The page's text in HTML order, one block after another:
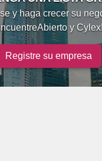
y haga crecer su
y
Registre su empresa